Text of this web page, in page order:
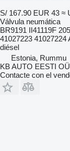
S/ 167.90 EUR 43 ≈
Válvula neumática
BR9191 II41119F
41027223 41027224
diésel
Estonia, Rummu
KB AUTO EESTI OÜ
Contacte con el